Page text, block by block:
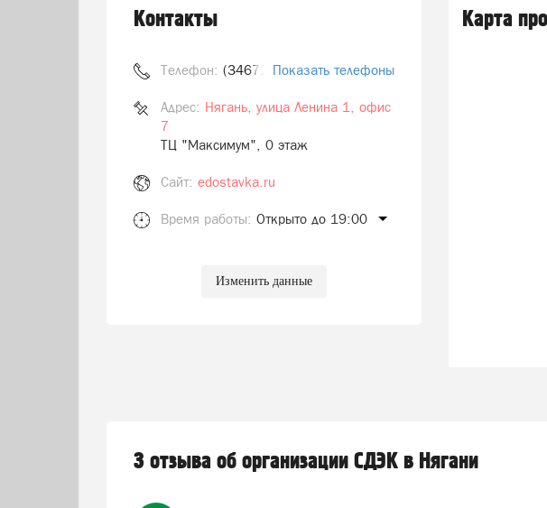
Контакты
Телефон: (34672) 7-07-50Показать телефоны
Адрес: Нягань, улица Ленина 1, офис
7
ТЦ "Максимум", 0 этаж
Сайт: edostavka.ru
Время работы: Открыто до 19:00
Изменить данные
Карта
3 отзыва об организации СДЭК в Нягани